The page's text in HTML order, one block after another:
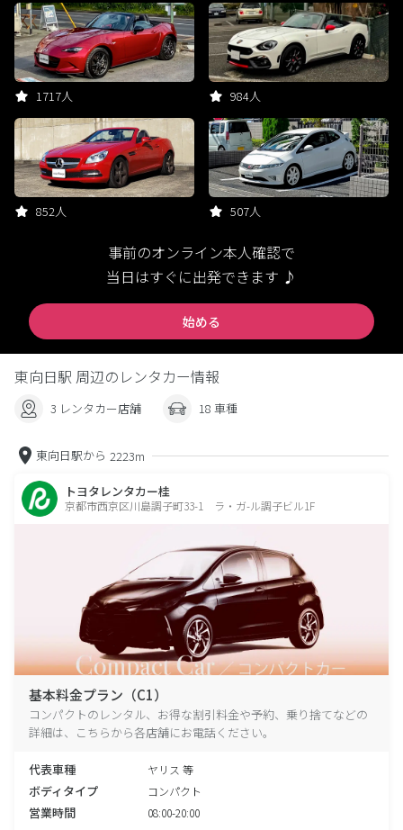
1717人 984人
852人 507人
事前のオンライン本人確認で
当日はすぐに出発できます ♪
始める
東向日駅 周辺のレンタカー情報
3 レンタカー店舗 18 車種
東向日駅から 2223m
トヨタレンタカー桂
京都市西京区川島調子町33-1 ラ・ガ-ル調子ビル1F
基本料金プラン（C1）
コンパクトのレンタル、お得な割引料金や予約、乗り捨てなどの
詳細は、こちらから各店舗にお電話ください。
代表車種 ヤリス 等
ボディタイプ コンパクト
営業時間 08:00-20:00